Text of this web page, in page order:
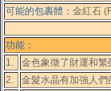
可能的包裹體： 金紅石
功能：
1.
金色象徵了財運和繁
2.
金髮水晶有加強人